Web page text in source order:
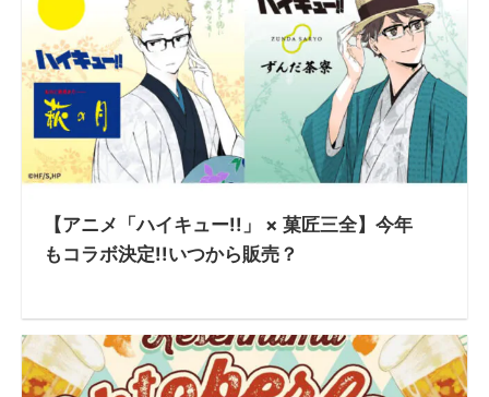
【アニメ「ハイキュー!!」 × 菓匠三全】今年
もコラボ決定!!いつから販売？